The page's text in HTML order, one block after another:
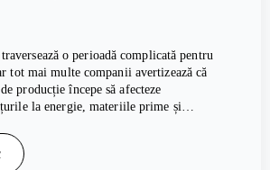
o perioadă complicată pentru
tot mai multe companii avertizează că
producție începe să afecteze
la energie, materiile prime și…